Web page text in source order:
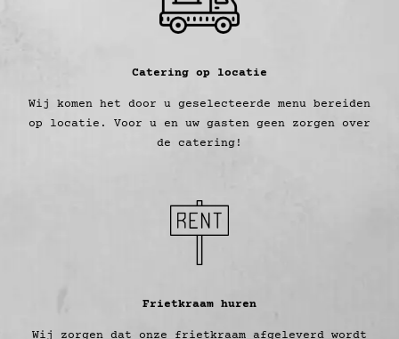
Catering op locatie
Wij komen het door u geselecteerde menu bereiden
op locatie. Voor u en uw gasten geen zorgen over
de catering!
Frietkraam huren
Wij zorgen dat onze frietkraam afgeleverd wordt